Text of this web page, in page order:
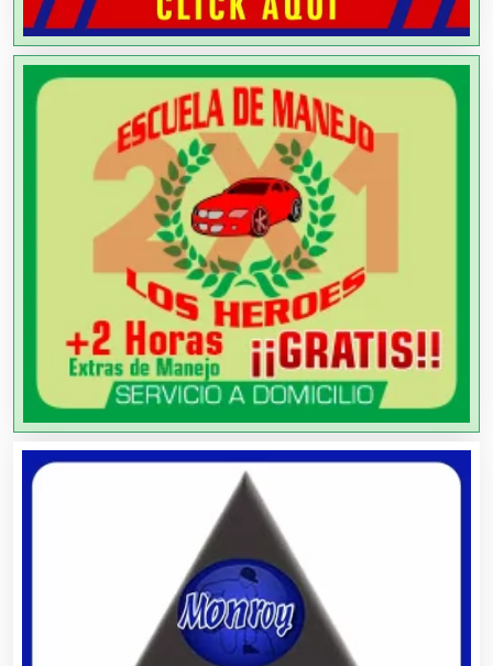
Aparatos y Equipos Eléctricos
Arquitectos
Artes Gráficas
Artesanías
Artículos de Oficina
Artículos de Piel
Artículos Deportivos
Artículos Importados